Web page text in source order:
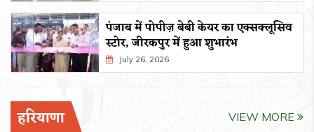
पंजाब में पोपीज़ बेबी केयर का एक्सक्लूसिव
स्टोर, जीरकपुर में हुआ शुभारंभ
July 26, 2026
हरियाणा VIEW MORE